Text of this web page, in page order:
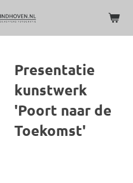
Presentatie
kunstwerk
'Poort naar de
Toekomst'